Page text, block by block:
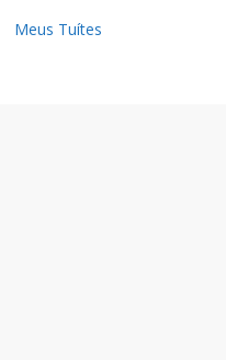
Meus Tuítes